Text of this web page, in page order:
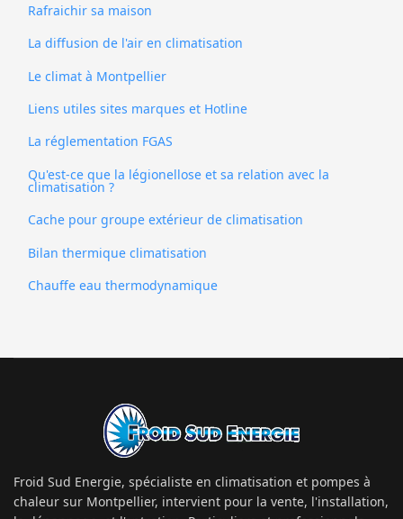
Rafraichir sa maison
La diffusion de l'air en climatisation
Le climat à Montpellier
Liens utiles sites marques et Hotline
La réglementation FGAS
Qu'est-ce que la légionellose et sa relation avec la
climatisation ?
Cache pour groupe extérieur de climatisation
Bilan thermique climatisation
Chauffe eau thermodynamique
Froid Sud Energie, spécialiste en climatisation et pompes à
chaleur sur Montpellier, intervient pour la vente, l'installation,